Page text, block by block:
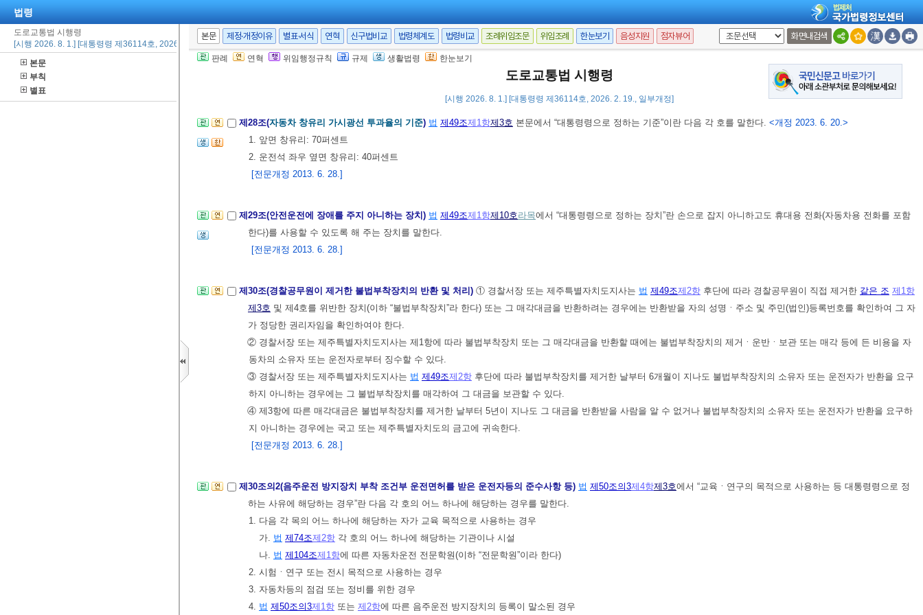
법령
도로교통법 시행령
[시행 2026. 8. 1.] [대통령령 제36114호, 2026. 2. 19., 일부개정]
본문
부칙
별표
본문 제정·개정이유 별표·서식 연혁 신구법비교 법령체계도 법령비교 조례위임조문 위임조례 한눈보기 음성지원 점자뷰어 화면내검색
판례 연혁 위임행정규칙 규제 생활법령 한눈보기
도로교통법 시행령
[시행 2026. 8. 1.] [대통령령 제36114호, 2026. 2. 19., 일부개정]
1. 긴급자동차로 오인할 수 있는 색칠 또는 표지
2. 욕설을 표시하거나 음란한 행위를 묘사하는 등 다른 사람에게 혐오감을 주는 그림ㆍ기호 또는 문자
[전문개정 2013. 6. 28.]
<개정 2013. 6. 28.>
제28조(자동차 창유리 가시광선 투과율의 기준) 법 제49조제1항제3호 본문에서 “대통령령으로 정하는 기준”이란 다음 각 호를 말한다. <개정 2023. 6. 20.>
1. 앞면 창유리: 70퍼센트
2. 운전석 좌우 옆면 창유리: 40퍼센트
[전문개정 2013. 6. 28.]
제29조(안전운전에 장애를 주지 아니하는 장치) 법 제49조제1항제10호라목에서 “대통령령으로 정하는 장치”란 손으로 잡지 아니하고도 휴대용 전화(자동차용 전화를 포함
한다)를 사용할 수 있도록 해 주는 장치를 말한다.
[전문개정 2013. 6. 28.]
제30조(경찰공무원이 제거한 불법부착장치의 반환 및 처리) ① 경찰서장 또는 제주특별자치도지사는 법 제49조제2항 후단에 따라 경찰공무원이 직접 제거한 같은 조 제1항
제3호 및 제4호를 위반한 장치(이하 “불법부착장치”라 한다) 또는 그 매각대금을 반환하려는 경우에는 반환받을 자의 성명ㆍ주소 및 주민(법인)등록번호를 확인하여 그 자
가 정당한 권리자임을 확인하여야 한다.
② 경찰서장 또는 제주특별자치도지사는 제1항에 따라 불법부착장치 또는 그 매각대금을 반환할 때에는 불법부착장치의 제거ㆍ운반ㆍ보관 또는 매각 등에 든 비용을 자
동차의 소유자 또는 운전자로부터 징수할 수 있다.
③ 경찰서장 또는 제주특별자치도지사는 법 제49조제2항 후단에 따라 불법부착장치를 제거한 날부터 6개월이 지나도 불법부착장치의 소유자 또는 운전자가 반환을 요구
하지 아니하는 경우에는 그 불법부착장치를 매각하여 그 대금을 보관할 수 있다.
④ 제3항에 따른 매각대금은 불법부착장치를 제거한 날부터 5년이 지나도 그 대금을 반환받을 사람을 알 수 없거나 불법부착장치의 소유자 또는 운전자가 반환을 요구하
지 아니하는 경우에는 국고 또는 제주특별자치도의 금고에 귀속한다.
[전문개정 2013. 6. 28.]
제30조의2(음주운전 방지장치 부착 조건부 운전면허를 받은 운전자등의 준수사항 등) 법 제50조의3제4항제3호에서 “교육ㆍ연구의 목적으로 사용하는 등 대통령령으로 정
하는 사유에 해당하는 경우”란 다음 각 호의 어느 하나에 해당하는 경우를 말한다.
1. 다음 각 목의 어느 하나에 해당하는 자가 교육 목적으로 사용하는 경우
가. 법 제74조제2항 각 호의 어느 하나에 해당하는 기관이나 시설
나. 법 제104조제1항에 따른 자동차운전 전문학원(이하 “전문학원”이라 한다)
2. 시험ㆍ연구 또는 전시 목적으로 사용하는 경우
3. 자동차등의 점검 또는 정비를 위한 경우
4. 법 제50조의3제1항 또는 제2항에 따른 음주운전 방지장치의 등록이 말소된 경우